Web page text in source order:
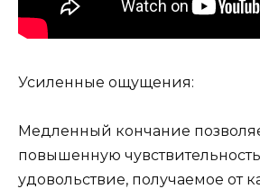
Усиленные ощущения:
Медленный кончание
повышенную
удовольствие, получаемое от